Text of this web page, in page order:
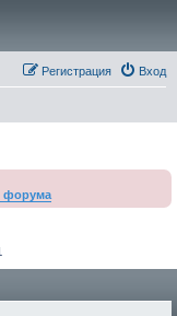
Вход
Регистрация
форума